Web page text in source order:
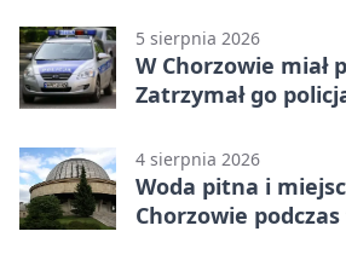
5 sierpnia 2026
W Chorzowie miał
Zatrzymał go
4 sierpnia 2026
Woda pitna i
Chorzowie